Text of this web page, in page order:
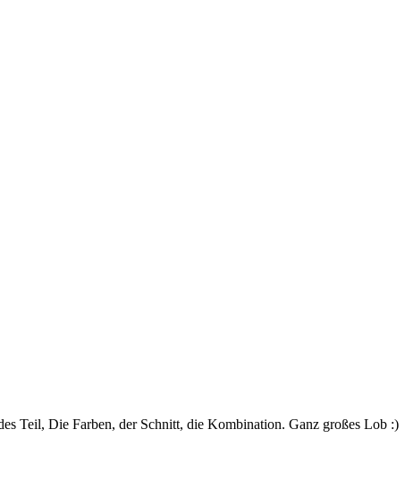
Teil, Die Farben, der Schnitt, die Kombination. Ganz großes Lob :)